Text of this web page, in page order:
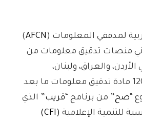
لمدققي المعلومات ( AFCN
)
منصات تدقيق معلومات من
والعراق، ولبنان،
وفلسطين؛ لإنتاج 120 مادة تدقيق معلومات ما بعد
“صح” من برنامج “قريب” الذي
للتنمية الإعلامية (CFI)